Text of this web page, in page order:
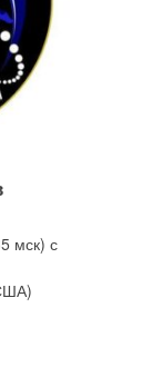
мск) с